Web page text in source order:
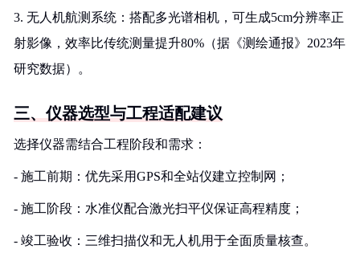
3. 无人机航测系统：搭配多光谱相机，可生成5cm分辨率正
射影像，效率比传统测量提升80%（据《测绘通报》2023年
研究数据）。
三、仪器选型与工程适配建议
选择仪器需结合工程阶段和需求：
- 施工前期：优先采用GPS和全站仪建立控制网；
- 施工阶段：水准仪配合激光扫平仪保证高程精度；
- 竣工验收：三维扫描仪和无人机用于全面质量核查。